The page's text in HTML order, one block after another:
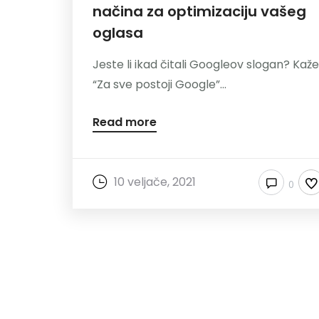
načina za optimizaciju vašeg
oglasa
Jeste li ikad čitali Googleov slogan?
“Za sve postoji Google”...
Read more
10 veljače, 2021 0